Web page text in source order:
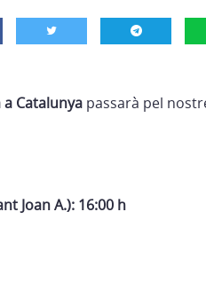
Catalunya passarà pel
Joan A.): 16:00 h